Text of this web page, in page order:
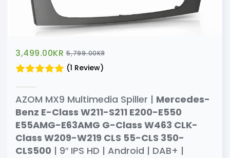
3,499.00KR 5,799.00KR
(1 Review)
AZOM MX9 Multimedia Spiller | Mercedes-
Benz E-Class W211-S211 E200-E550
E55AMG-E63AMG G-Class W463 CLK-
Class W209-W219 CLS 55-CLS 350-
CLS500 | 9″ IPS HD | Android | DAB+ |